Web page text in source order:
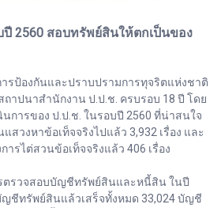
ปี 2560 สอบทรัพย์สินให้ตกเป็นของ
องกันและปราบปรามการทุจริตแห่งชาติ
าปนาสำนักงาน ป.ป.ช. ครบรอบ 18 ปี โดย
การของ ป.ป.ช. ในรอบปี 2560 ที่น่าสนใจ
วงหาข้อเท็จจริงไปแล้ว 3,932 เรื่อง และ
รไต่สวนข้อเท็จจริงแล้ว 406 เรื่อง
วจสอบบัญชีทรัพย์สินและหนี้สิน ในปี
ชีทรัพย์สินแล้วเสร็จทั้งหมด 33,024 บัญชี